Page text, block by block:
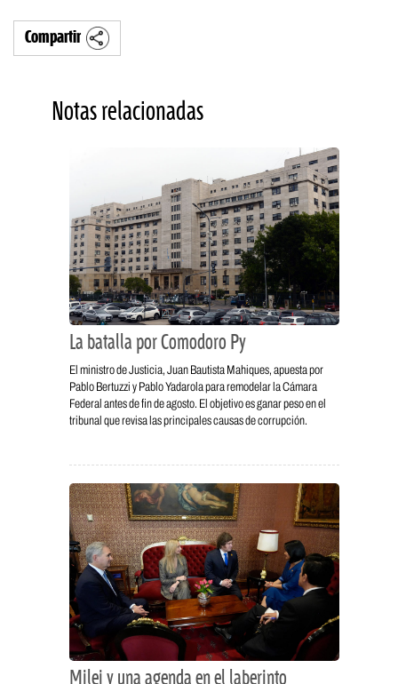
Compartir
Notas relacionadas
La batalla por Comodoro Py
El ministro de Justicia, Juan Bautista Mahiques, apuesta por
Pablo Bertuzzi y Pablo Yadarola para remodelar la Cámara
Federal antes de fin de agosto. El objetivo es ganar peso en el
tribunal que revisa las principales causas de corrupción.
Milei y una agenda en el laberinto